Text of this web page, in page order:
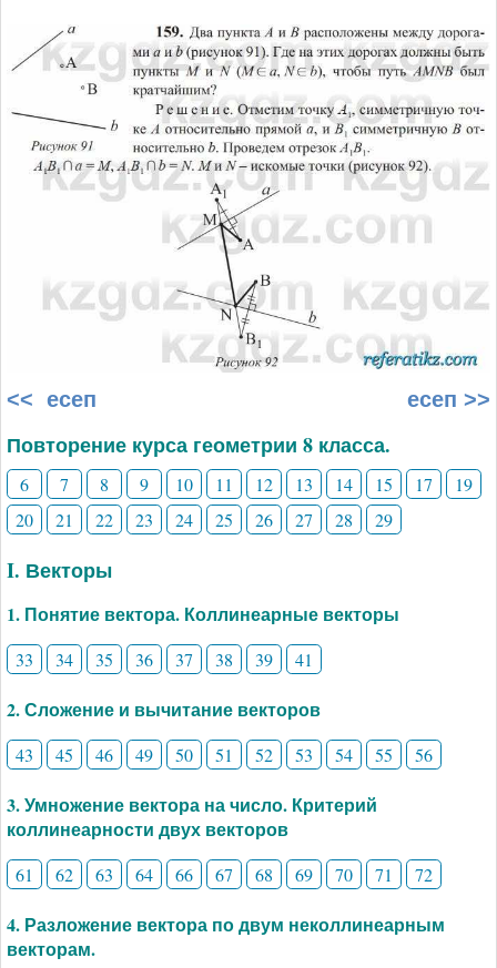
<< есеп есеп >>
Повторение курса геометрии 8 класса.
6 7 8 9 10 11 12 13 14 15 17
19
20
21 22 23 24 25 26 27 28 29
I. Векторы
1. Понятие вектора. Коллинеарные векторы
33 34 35 36 37 38 39 41
2. Сложение и вычитание векторов
43 45 46 49 50 51 52 53 54 55 56
3. Умножение вектора на число. Критерий
коллинеарности двух векторов
61 62 63 64 66 67 68 69 70 71 72
4. Разложение вектора по двум неколлинеарным
векторам.